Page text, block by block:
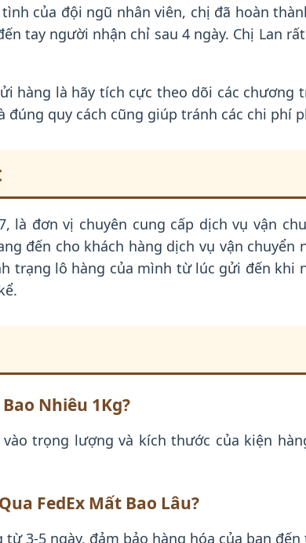
của đội ngũ nhân viên, chị đã hoàn
tay người nhận chỉ sau 4 ngày. Chị Lan
hàng là hãy tích cực theo dõi các chương
đúng quy cách cũng giúp tránh các chi phí
là đơn vị chuyên cung cấp dịch vụ vận
đến cho khách hàng dịch vụ vận
trạng lô hàng của mình từ lúc gửi đến khi
Nhiêu 1Kg?
trọng lượng và kích thước của kiện
FedEx Mất Bao Lâu?
3-5 ngày, đảm bảo hàng hóa của bạn